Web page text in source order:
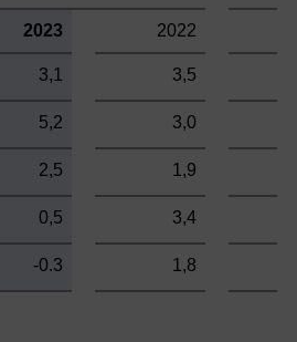
2023 2022
3,1 3,5
5,2 3,0
2,5 1,9
0,5 3,4
-0.3 1,8